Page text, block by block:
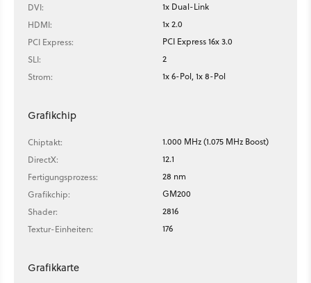
DVI:
1x Dual-Link
HDMI:
1x 2.0
PCI Express:
PCI Express 16x 3.0
SLI:
2
Strom:
1x 6-Pol, 1x 8-Pol
Grafikchip
Chiptakt:
1.000 MHz (1.075 MHz Boost)
DirectX:
12.1
Fertigungsprozess:
28 nm
Grafikchip:
GM200
Shader:
2816
Textur-Einheiten:
176
Grafikkarte